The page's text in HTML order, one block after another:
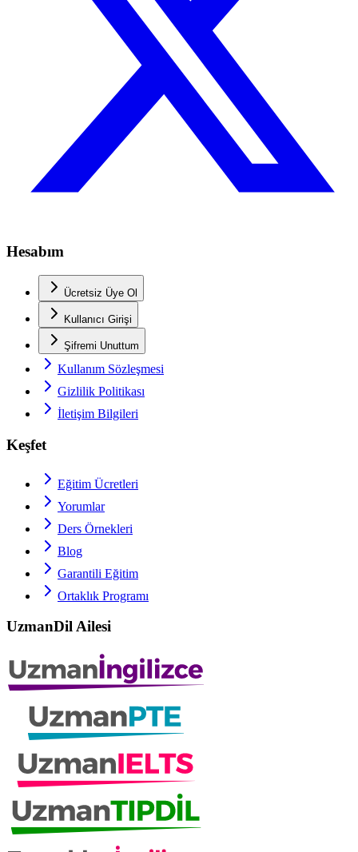
Hesabım
Ücretsiz Üye Ol
Kullanıcı Girişi
Şifremi Unuttum
Kullanım Sözleşmesi
Gizlilik Politikası
İletişim Bilgileri
Keşfet
Eğitim Ücretleri
Yorumlar
Ders Örnekleri
Blog
Garantili Eğitim
Ortaklık Programı
UzmanDil Ailesi